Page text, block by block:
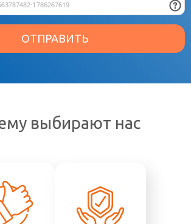
ОТПРАВИТЬ
выбирают нас